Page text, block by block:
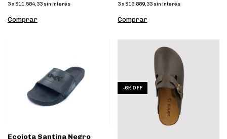
3x $11.584,33 sin interés
Comprar
3 x $16.889,33 sin interés
Comprar
Ecojota Santina Negro
-6% OFF